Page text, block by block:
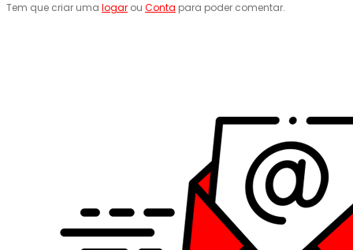
Tem que criar uma logar ou Conta para poder comentar.